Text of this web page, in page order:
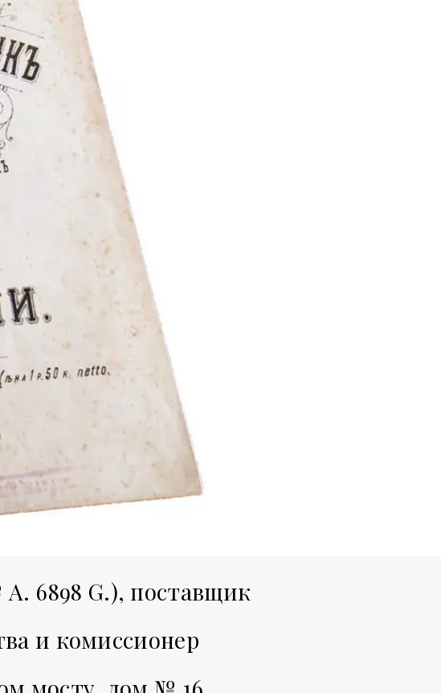
6898 G.), поставщик
и комиссионер